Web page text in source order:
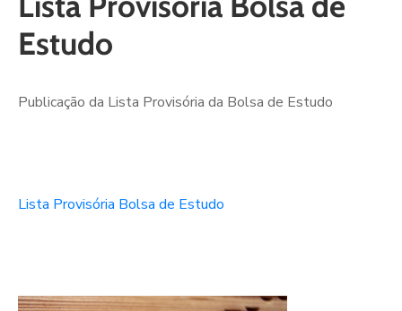
Estudo
Publicação da Lista Provisória da Bolsa de Estudo
Lista Provisória Bolsa de Estudo